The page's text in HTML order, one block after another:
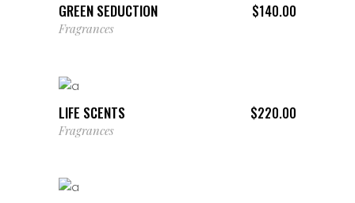
GREEN SEDUCTION $140.00
Fragrances
LIFE SCENTS $220.00
Fragrances